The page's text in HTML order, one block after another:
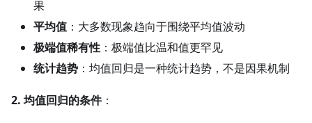
果
平均值 ：大多数现象趋向于围绕平均值波动
极端值稀有性 ：极端值比温和值更罕见
统计趋势 ：均值回归是一种统计趋势，不是因果机制
2. 均值回归的条件：